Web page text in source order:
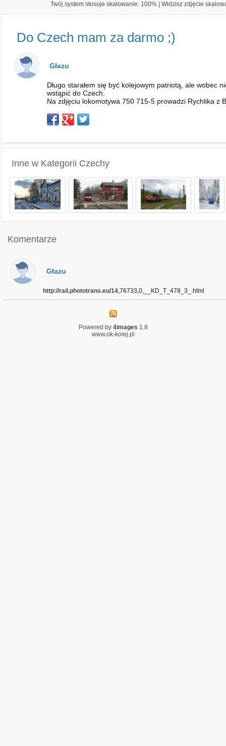
Twój system stosuje skalowanie: 100% | Widzisz zdjęcie
Do Czech mam za darmo ;)
Głazu
Długo starałem się być kolejowym patriotą, ale wobec
wstąpić do Czech.
Na zdjęciu lokomotywa 750 715-5 prowadzi Rychlika z
Inne w Kategorii Czechy
Komentarze
Głazu
http://rail.phototrans.eu/14,76733,0,__KD_T_478_3_.html
Powered by 4images 1.8
www.ok-kolej.pl